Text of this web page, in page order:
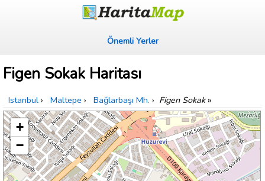
Önemli Yerler
Figen Sokak Haritası
Istanbul › Maltepe › Bağlarbaşı Mh. › Figen Sokak»
+
−